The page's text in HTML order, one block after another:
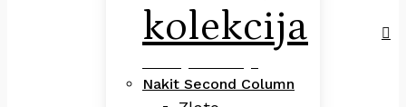
kolekcija
Nakit Second Column